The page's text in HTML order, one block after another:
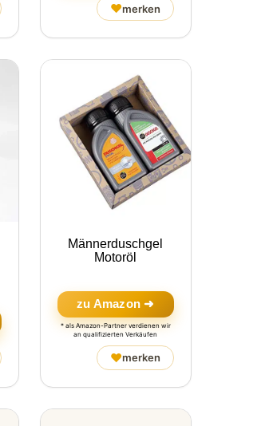
♥merken
Männerduschgel
Motoröl
zu Amazon ➜
* als Amazon-Partner verdienen wir
an qualifizierten Verkäufen
♥merken